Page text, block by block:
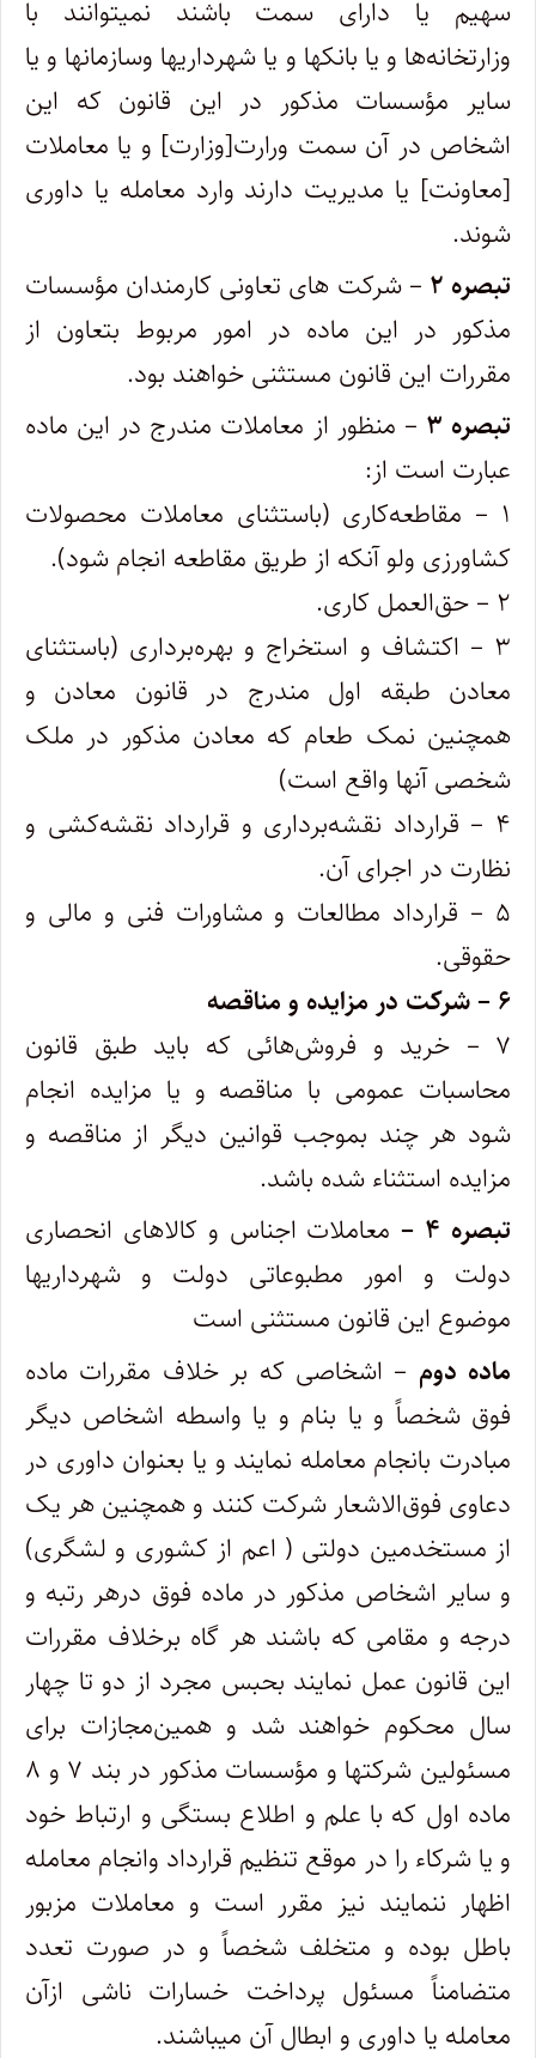
سهیم یا دارای سمت باشند نمیتوانند با
وزارتخانه‌ها و یا بانکها و یا شهرداریها و‌سازمانها و یا
سایر مؤسسات مذکور در این قانون که این
اشخاص در آن سمت ورارت[وزارت] و یا معاملات
‌‌[معاونت] یا مدیریت دارند وارد معامله یا داوری
شوند.
تبصره ۲
– شرکت های تعاونی کارمندان مؤسسات
مذکور در این ماده در امور مربوط بتعاون از
مقررات این قانون مستثنی خواهند بود.
تبصره ۳
– منظور از معاملات مندرج در این ماده
عبارت است از:
۱ – مقاطعه‌کاری (‌باستثنای معاملات محصولات
کشاورزی ولو آنکه از طریق مقاطعه انجام شود).
۲ – حق‌العمل کاری.
۳ – اکتشاف و استخراج و بهره‌برداری (‌باستثنای
معادن طبقه اول مندرج در قانون معادن و
همچنین نمک طعام که معادن مذکور در ملک
شخصی‌ آنها واقع است)
۴ – قرارداد نقشه‌برداری و قرارداد نقشه‌کشی و
نظارت در اجرای آن.
۵ – قرارداد مطالعات و مشاورات فنی و مالی و
حقوقی.
۶ – شرکت در مزایده و مناقصه
۷ – خرید و فروش‌هائی که باید طبق قانون
محاسبات عمومی با مناقصه و یا مزایده انجام
شود هر چند بموجب قوانین دیگر از مناقصه و
مزایده ‌استثناء شده باشد.
تبصره ۴ –
معاملات اجناس و کالاهای انحصاری
دولت و امور مطبوعاتی دولت و شهرداریها
موضوع این قانون مستثنی است
ماده دوم – اشخاصی که بر خلاف مقررات ماده
فوق شخصاً و یا بنام و یا واسطه اشخاص دیگر
مبادرت بانجام معامله نمایند و یا بعنوان ‌داوری در
دعاوی فوق‌الاشعار شرکت کنند و همچنین هر یک
از مستخدمین دولتی (‌ اعم از کشوری و لشگری)
و سایر اشخاص مذکور در ماده فوق در‌هر رتبه و
درجه و مقامی که باشند هر گاه برخلاف مقررات
این قانون عمل نمایند بحبس مجرد از دو تا چهار
سال محکوم خواهند شد و همین‌مجازات برای
مسئولین شرکتها و مؤسسات مذکور در بند ۷ و ۸
ماده اول که با علم و اطلاع بستگی و ارتباط خود
و یا شرکاء را در موقع تنظیم قرارداد و‌انجام معامله
اظهار ننمایند نیز مقرر است و معاملات مزبور
باطل بوده و متخلف شخصاً و در صورت تعدد
متضامناً مسئول پرداخت خسارات ناشی از‌آن
معامله یا داوری و ابطال آن میباشند.